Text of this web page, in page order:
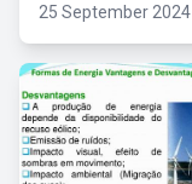
25 September 2024